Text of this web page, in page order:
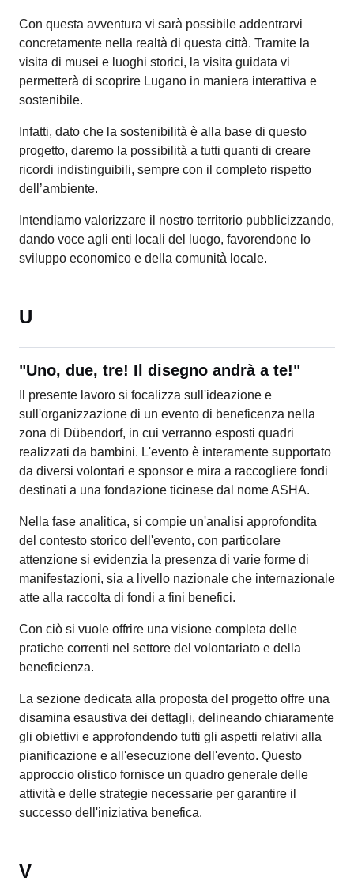
Con questa avventura vi sarà possibile addentrarvi
concretamente nella realtà di questa città. Tramite la
visita di musei e luoghi storici, la visita guidata vi
permetterà di scoprire Lugano in maniera interattiva e
sostenibile.
Infatti, dato che la sostenibilità è alla base di questo
progetto, daremo la possibilità a tutti quanti di creare
ricordi indistinguibili, sempre con il completo rispetto
dell’ambiente.
Intendiamo valorizzare il nostro territorio pubblicizzando,
dando voce agli enti locali del luogo, favorendone lo
sviluppo economico e della comunità locale.
U
"Uno, due, tre! Il disegno andrà a te!"
Il presente lavoro si focalizza sull'ideazione e
sull'organizzazione di un evento di beneficenza nella
zona di Dübendorf, in cui verranno esposti quadri
realizzati da bambini. L'evento è interamente supportato
da diversi volontari e sponsor e mira a raccogliere fondi
destinati a una fondazione ticinese dal nome ASHA.
Nella fase analitica, si compie un'analisi approfondita
del contesto storico dell'evento, con particolare
attenzione si evidenzia la presenza di varie forme di
manifestazioni, sia a livello nazionale che internazionale
atte alla raccolta di fondi a fini benefici.
Con ciò si vuole offrire una visione completa delle
pratiche correnti nel settore del volontariato e della
beneficienza.
La sezione dedicata alla proposta del progetto offre una
disamina esaustiva dei dettagli, delineando chiaramente
gli obiettivi e approfondendo tutti gli aspetti relativi alla
pianificazione e all'esecuzione dell'evento. Questo
approccio olistico fornisce un quadro generale delle
attività e delle strategie necessarie per garantire il
successo dell'iniziativa benefica.
V